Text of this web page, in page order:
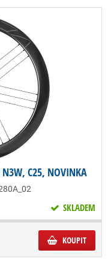
C25, NOVINKA
SKLADEM
KOUPIT